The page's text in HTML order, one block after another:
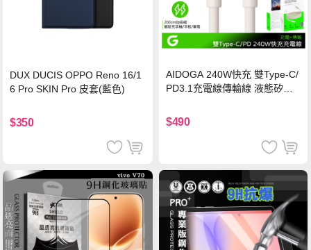
DUX DUCIS OPPO Reno 16/1
6 Pro SKIN Pro 皮套(藍色)
$350
AIDOGA 240W快充 雙Type-C/
PD3.1充電線傳輸線 液態矽膠
機/平板/筆電
$490